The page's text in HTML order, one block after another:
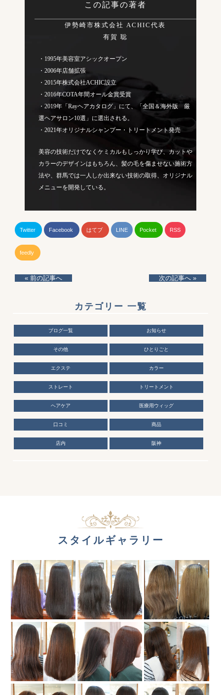
この記事の著者
伊勢崎市株式会社 ACHIC代表
有賀 聡
・1995年美容室アシックオープン
・2006年店舗拡張
・2015年株式会社ACHIC設立
・2016年COTA年間オール金賞受賞
・2019年「Rayヘアカタログ」にて、「全国＆海外版 厳
選ヘアサロン10選」に選出される。
・2021年オリジナルシャンプー・トリートメント発売
美容の技術だけでなくケミカルもしっかり学び、カットや
カラーのデザインはもちろん、髪の毛を傷ませない施術方
法や、群馬では一人しか出来ない技術の取得、オリジナル
メニューを開発している。
Twitter Facebook はてブ LINE Pocket RSS
feedly
« 前の記事へ 次の記事へ »
カテゴリー 一覧
ブログ一覧 お知らせ
その他 ひとりごと
エクステ カラー
ストレート トリートメント
ヘアケア 医療用ウィッグ
口コミ 商品
店内 阪神
スタイルギャラリー